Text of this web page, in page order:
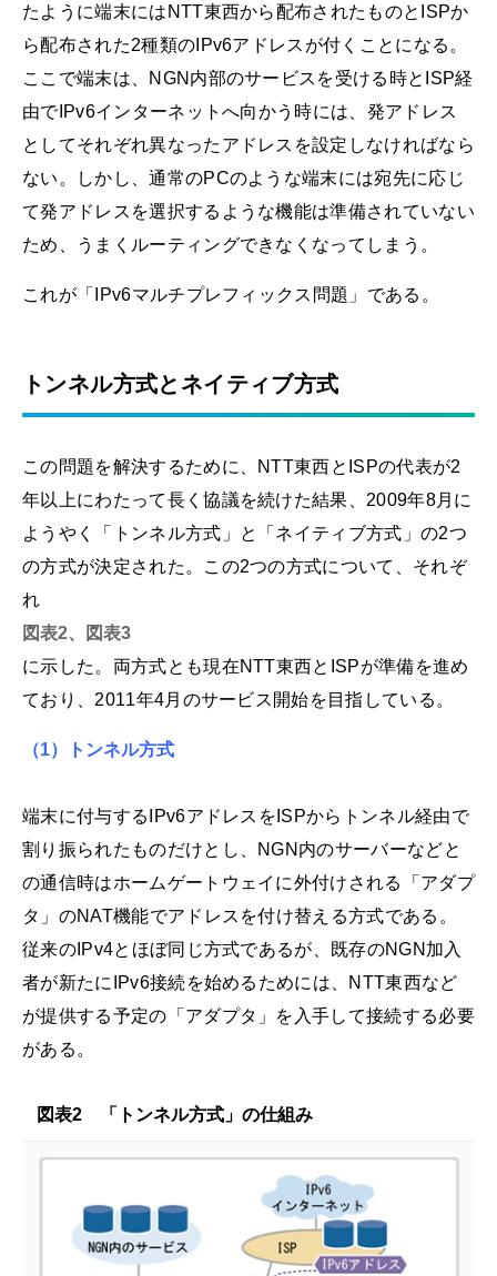
たように端末にはNTT東西から配布されたものとISPか
ら配布された2種類のIPv6アドレスが付くことになる。
ここで端末は、NGN内部のサービスを受ける時とISP経
由でIPv6インターネットへ向かう時には、発アドレス
としてそれぞれ異なったアドレスを設定しなければなら
ない。しかし、通常のPCのような端末には宛先に応じ
て発アドレスを選択するような機能は準備されていない
ため、うまくルーティングできなくなってしまう。
これが「IPv6マルチプレフィックス問題」である。
トンネル方式とネイティブ方式
この問題を解決するために、NTT東西とISPの代表が2
年以上にわたって長く協議を続けた結果、2009年8月に
ようやく「トンネル方式」と「ネイティブ方式」の2つ
の方式が決定された。この2つの方式について、それぞ
れ
図表2、図表3
に示した。両方式とも現在NTT東西とISPが準備を進め
ており、2011年4月のサービス開始を目指している。
（1）トンネル方式
端末に付与するIPv6アドレスをISPからトンネル経由で
割り振られたものだけとし、NGN内のサーバーなどと
の通信時はホームゲートウェイに外付けされる「アダプ
タ」のNAT機能でアドレスを付け替える方式である。
従来のIPv4とほぼ同じ方式であるが、既存のNGN加入
者が新たにIPv6接続を始めるためには、NTT東西など
が提供する予定の「アダプタ」を入手して接続する必要
がある。
図表2 「トンネル方式」の仕組み